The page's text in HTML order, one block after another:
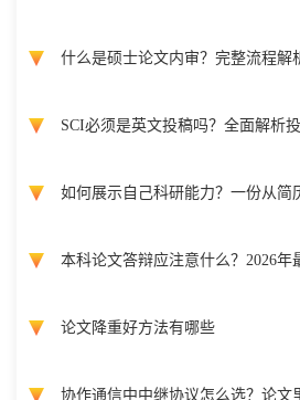
什么是硕士论文内审？完整流程解
SCI必须是英文投稿吗？全面解析
如何展示自己科研能力？一份从简
本科论文答辩应注意什么？2026年
论文降重好方法有哪些
协作通信中中继协议怎么选？论文